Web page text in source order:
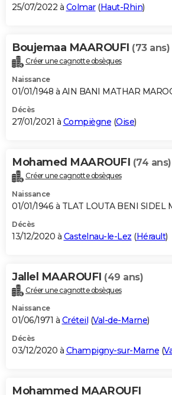
25/07/2022 à Colmar(Haut-Rhin)
Boujemaa MAAROUFI (73 ans)
Créer une cagnotte obsèques
Naissance
01/01/1948 à AIN BANI MATHAR
Décès
27/01/2021 à Compiègne (Oise)
Mohamed MAAROUFI (74 ans)
Créer une cagnotte obsèques
Naissance
01/01/1946 à TLAT LOUTA BENI SIDEL
Décès
13/12/2020 à Castelnau-le-Lez (Hérault)
Jallel MAAROUFI (49 ans)
Créer une cagnotte obsèques
Naissance
01/06/1971 à Créteil (Val-de-Marne)
Décès
03/12/2020 à Champigny-sur-Marne (
Mohammed MAAROUFI